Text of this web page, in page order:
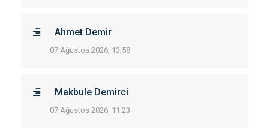
Ahmet Demir
07 Ağustos 2026, 13:58
Makbule Demirci
07 Ağustos 2026, 11:23